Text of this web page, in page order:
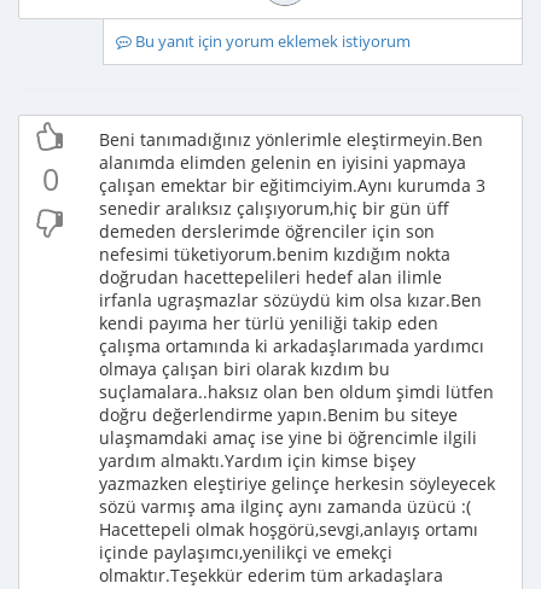
Bu yanıt için yorum eklemek istiyorum
0
Beni tanımadığınız yönlerimle eleştirmeyin.Ben
alanımda elimden gelenin en iyisini yapmaya
çalışan emektar bir eğitimciyim.Aynı kurumda 3
senedir aralıksız çalışıyorum,hiç bir gün üff
demeden derslerimde öğrenciler için son
nefesimi tüketiyorum.benim kızdığım nokta
doğrudan hacettepelileri hedef alan ilimle
irfanla ugraşmazlar sözüydü kim olsa kızar.Ben
kendi payıma her türlü yeniliği takip eden
çalışma ortamında ki arkadaşlarımada yardımcı
olmaya çalışan biri olarak kızdım bu
suçlamalara..haksız olan ben oldum şimdi lütfen
doğru değerlendirme yapın.Benim bu siteye
ulaşmamdaki amaç ise yine bi öğrencimle ilgili
yardım almaktı.Yardım için kimse bişey
yazmazken eleştiriye gelinçe herkesin söyleyecek
sözü varmış ama ilginç aynı zamanda üzücü :(
Hacettepeli olmak hoşgörü,sevgi,anlayış ortamı
içinde paylaşımcı,yenilikçi ve emekçi
olmaktır.Teşekkür ederim tüm arkadaşlara